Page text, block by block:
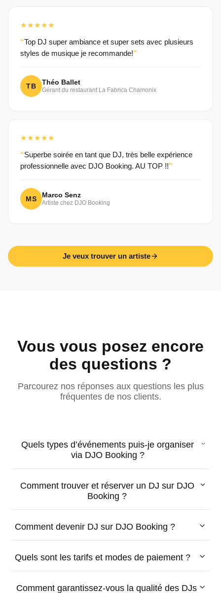
★★★★★
Top DJ super ambiance et super sets avec plusieurs
styles de musique je recommande!
TB Théo Ballet
Gérant du restaurant La Fabrica Chamonix
★★★★★
Superbe soirée en tant que DJ, très belle expérience
professionnelle avec DJO Booking. AU TOP !!
MS Marco Senz
Artiste chez DJO Booking
Je veux trouver un artiste
Vous vous posez encore
des questions ?
Parcourez nos réponses aux questions les plus
fréquentes de nos clients.
Quels types d’événements puis-je organiser
via DJO Booking ?
Comment trouver et réserver un DJ sur DJO
Booking ?
Comment devenir DJ sur DJO Booking ?
Quels sont les tarifs et modes de paiement ?
Comment garantissez-vous la qualité des DJs